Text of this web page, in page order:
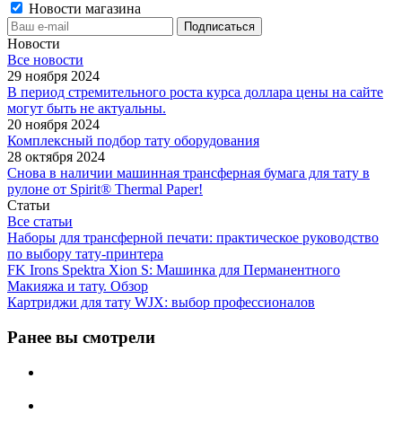
Новости магазина
Новости
Все новости
29 ноября 2024
В период стремительного роста курса доллара цены на сайте
могут быть не актуальны.
20 ноября 2024
Комплексный подбор тату оборудования
28 октября 2024
Снова в наличии машинная трансферная бумага для тату в
рулоне от Spirit® Thermal Paper!
Статьи
Все статьи
Наборы для трансферной печати: практическое руководство
по выбору тату‑принтера
FK Irons Spektra Xion S: Машинка для Перманентного
Макияжа и тату. Обзор
Картриджи для тату WJX: выбор профессионалов
Ранее вы смотрели